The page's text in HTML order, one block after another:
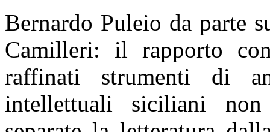
Bernardo Puleio da parte
Camilleri: il rapporto
raffinati strumenti di
intellettuali siciliani